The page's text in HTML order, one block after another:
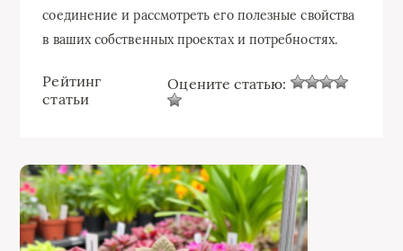
соединение и рассмотреть его полезные свойства
в ваших собственных проектах и потребностях.
Рейтинг
статьи
Оцените статью: